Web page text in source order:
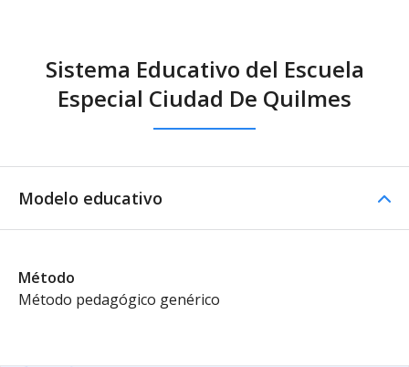
Sistema Educativo del Escuela
Especial Ciudad De Quilmes
Modelo educativo
Método
Método pedagógico genérico